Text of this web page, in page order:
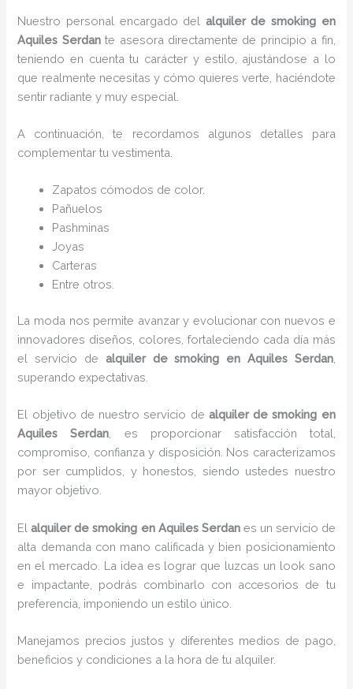
Nuestro personal encargado del alquiler de smoking en
Aquiles Serdante asesora directamente de principio a fin,
teniendo en cuenta tu carácter y estilo, ajustándose a lo
que realmente necesitas y cómo quieres verte, haciéndote
sentir radiante y muy especial.
A continuación, te recordamos algunos detalles para
complementar tu vestimenta.
Zapatos cómodos de color.
Pañuelos
Pashminas
Joyas
Carteras
Entre otros.
La moda nos permite avanzar y evolucionar con nuevos e
innovadores diseños, colores, fortaleciendo cada día más
el servicio de alquiler de smoking en Aquiles Serdan,
superando expectativas.
El objetivo de nuestro servicio de alquiler de smoking en
Aquiles Serdan, es proporcionar satisfacción total,
compromiso, confianza y disposición. Nos caracterizamos
por ser cumplidos, y honestos, siendo ustedes nuestro
mayor objetivo.
Elalquiler de smoking en Aquiles Serdan es un servicio de
alta demanda con mano calificada y bien posicionamiento
en el mercado. La idea es lograr que luzcas un look sano
e impactante, podrás combinarlo con accesorios de tu
preferencia, imponiendo un estilo único.
Manejamos precios justos y diferentes medios de pago,
beneficios y condiciones a la hora de tu alquiler.